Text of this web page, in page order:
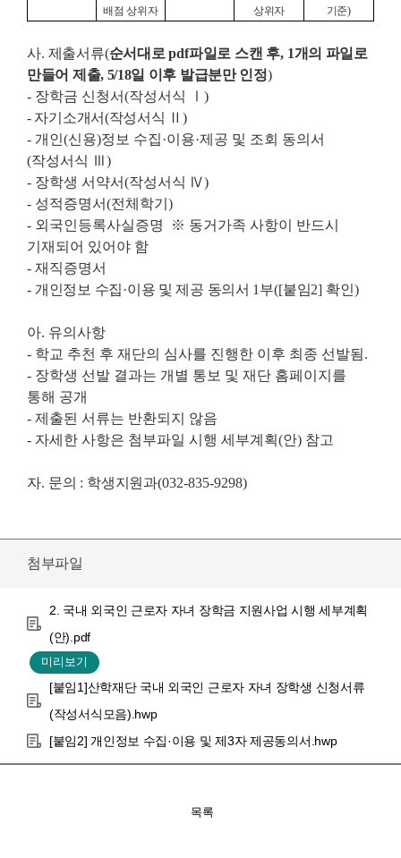
배점 상위자
상위자
기준)
사. 제출서류(순서대로pdf파일로 스캔 후, 1개의 파일로
만들어 제출, 5/18일 이후 발급분만 인정)
- 장학금 신청서(작성서식 Ⅰ)
- 자기소개서(작성서식 Ⅱ)
- 개인(신용)정보 수집·이용·제공 및 조회 동의서
(작성서식 Ⅲ)
- 장학생 서약서(작성서식 Ⅳ)
- 성적증명서(전체학기)
- 외국인등록사실증명 ※ 동거가족 사항이 반드시
기재되어 있어야 함
- 재직증명서
- 개인정보 수집·이용 및 제공 동의서 1 부([붙임2] 확인)
아. 유의사항
- 학교 추천 후 재단의 심사를 진행한 이후 최종 선발됨.
- 장학생 선발 결과는 개별 통보 및 재단 홈페이지를
통해 공개
- 제출된 서류는 반환되지 않음
- 자세한 사항은 첨부파일 시행 세부계획(안) 참고
자. 문의 : 학생지원과(032-835-9298)
첨부파일
2. 국내 외국인 근로자 자녀 장학금 지원사업 시행 세부계획
(안).pdf
[붙임1]산학재단 국내 외국인 근로자 자녀 장학생 신청서류
(작성서식모음).hwp
[붙임2] 개인정보 수집·이용 및 제3자 제공동의서.hwp
목록